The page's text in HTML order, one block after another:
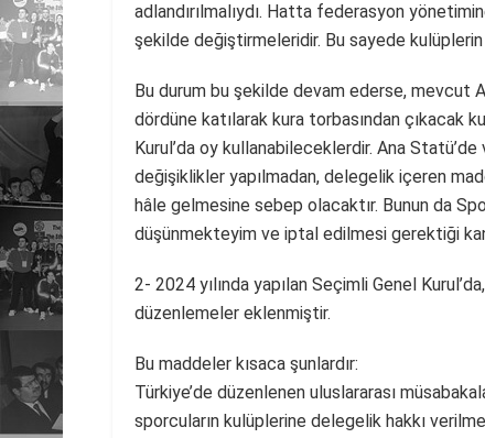
adlandırılmalıydı. Hatta federasyon
şekilde değiştirmeleridir. Bu sayede kulüplerin
Bu durum bu şekilde devam ederse, mevcut
dördüne katılarak kura torbasından çıkacak
Kurul’da oy kullanabileceklerdir. Ana
değişiklikler yapılmadan, delegelik içeren
hâle gelmesine sebep olacaktır. Bunun da
düşünmekteyim ve iptal edilmesi gerektiği
2- 2024 yılında yapılan Seçimli Genel
düzenlemeler eklenmiştir.
Bu maddeler kısaca şunlardır:
Türkiye’de düzenlenen uluslararası
sporcuların kulüplerine delegelik hakkı